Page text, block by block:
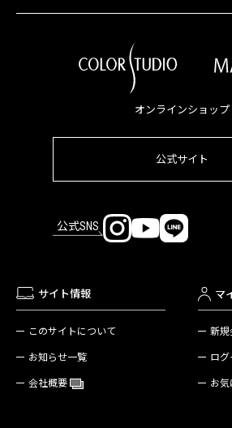
オンラインショップ
公式サイト
公式SNS
サイト情報
このサイトについて
お知らせ一覧
会社概要
マ
新規
ログ
お気